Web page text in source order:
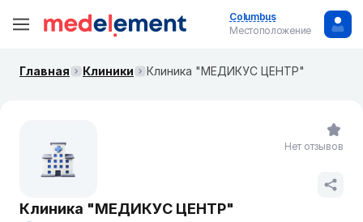
Columbus
Местоположение
Главная Клиники Клиника "МЕДИКУС ЦЕНТР"
Клиника "МЕДИКУС ЦЕНТР"
Нет отзывов